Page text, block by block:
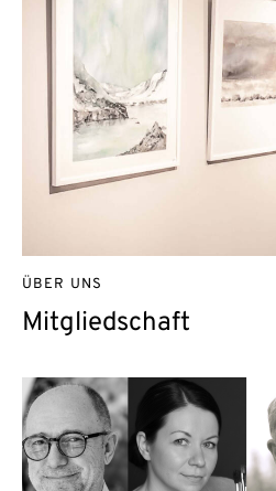
Mitgliedschaft
ÜBER UNS